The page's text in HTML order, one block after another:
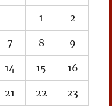
1 2
7 8 9
14 15 16
21 22 23